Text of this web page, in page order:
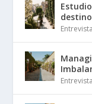
Entrevista
Entrevista